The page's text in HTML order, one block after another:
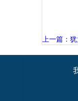
上一篇：